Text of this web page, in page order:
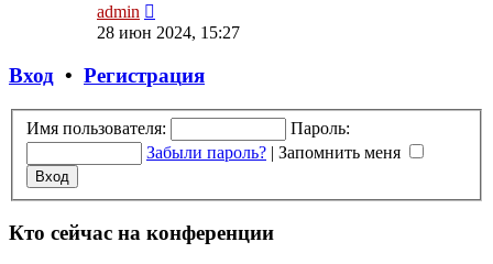
admin
к
28 июн 2024, 15:27
Вход • Регистрация
Имя пользователя:
Пароль:
Забыли пароль? | Запомнить меня
Кто сейчас на конференции